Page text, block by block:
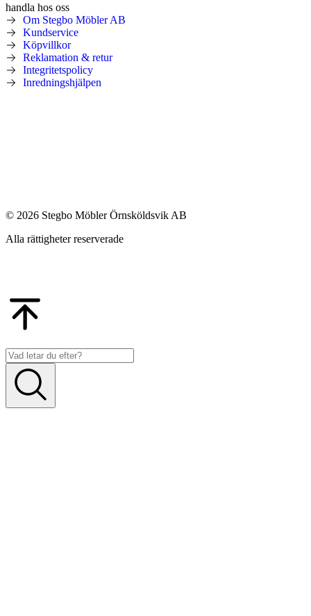
handla hos oss
Om Stegbo Möbler AB
Kundservice
Köpvillkor
Reklamation & retur
Integritetspolicy
Inredningshjälpen
© 2026 Stegbo Möbler Örnsköldsvik AB
Alla rättigheter reserverade